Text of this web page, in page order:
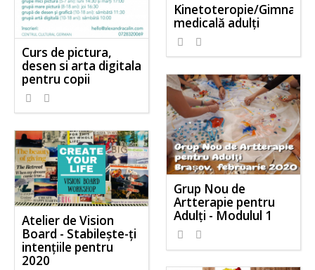
Kinetoteropie/
medicală adulți
Curs de pictura,
desen si arta digitala
pentru copii
Grup Nou de
Artterapie pentru
Adulți - Modulul 1
Atelier de Vision
Board - Stabilește-ți
intențiile pentru
2020